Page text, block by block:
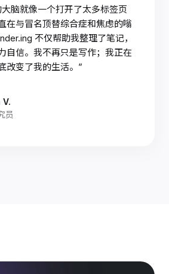
脑就像一个打开了太多标签页
在与冒名顶替综合症和焦虑的嗡
不仅帮助我整理了笔记，
自信。我不再只是写作；我正在
改变了我的生活。”
V.
员